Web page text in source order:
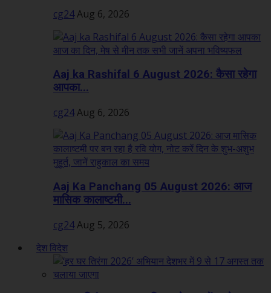
cg24Aug 6, 2026
Aaj ka Rashifal 6 August 2026: कैसा रहेगा
आपका...
cg24Aug 6, 2026
Aaj Ka Panchang 05 August 2026: आज
मासिक कालाष्टमी...
cg24Aug 5, 2026
देश विदेश